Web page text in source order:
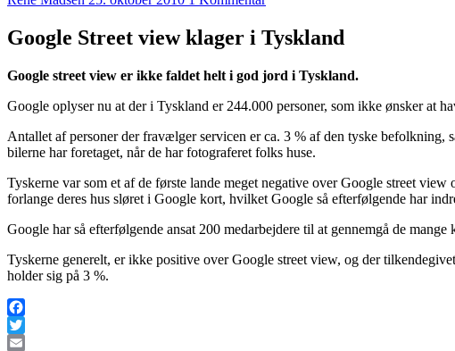
Google Street view klager i Tyskland
Google street view er ikke faldet helt i god jord i Tyskland.
Google oplyser nu at der i Tyskland er 244.000 personer, som ikke ønsker at
Antallet af personer der fravælger servicen er ca. 3 % af den tyske befolkning,
bilerne har foretaget, når de har fotograferet folks huse.
Tyskerne var som et af de første lande meget negative over Google street
forlange deres hus sløret i Google kort, hvilket Google så efterfølgende har
Google har så efterfølgende ansat 200 medarbejdere til at gennemgå de
Tyskerne generelt, er ikke positive over Google street view, og der
holder sig på 3 %.
Facebook
Twitter